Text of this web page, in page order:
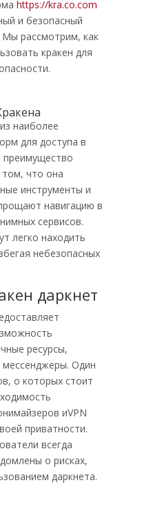
https://kra.co.com
и безопасный
Мы рассмотрим, как
кракен для
наиболее
для доступа в
преимущество
том, что она
инструменты и
навигацию в
сервисов.
легко находить
небезопасных
даркнет
ресурсы,
Один
о которых стоит
иVPN
приватности.
всегда
о рисках,
даркнета.